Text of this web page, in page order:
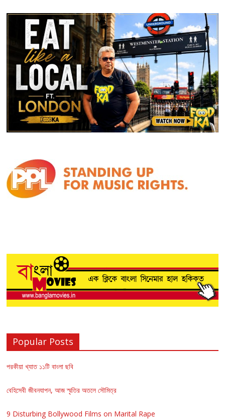
Popular Posts
পরকীয়া খ্যাত ১১টি বাংলা ছবি
বেহিসেবী জীবনযাপন, আজ স্মৃতির অতলে সৌমিত্র
9 Disturbing Bollywood Films on Marital Rape